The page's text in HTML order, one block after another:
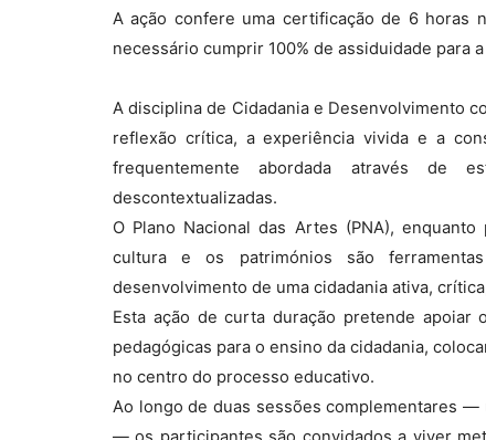
A ação confere uma certificação de 6 horas
necessário cumprir 100% de assiduidade para
A disciplina de Cidadania e Desenvolvimento
reflexão crítica, a experiência vivida e a
frequentemente abordada através de
descontextualizadas.
O Plano Nacional das Artes (PNA),
cultura e os patrimónios são
desenvolvimento de uma cidadania ativa,
Esta ação de curta duração pretende apoiar
pedagógicas para o ensino da cidadania,
no centro do processo educativo.
Ao longo de duas sessões complementares